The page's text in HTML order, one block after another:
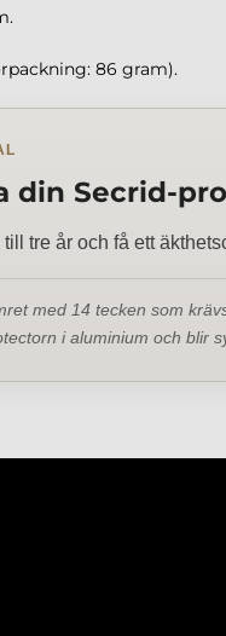
86 gram).
din Secrid-
tre år och få ett
med 14 tecken som
i aluminium och blir